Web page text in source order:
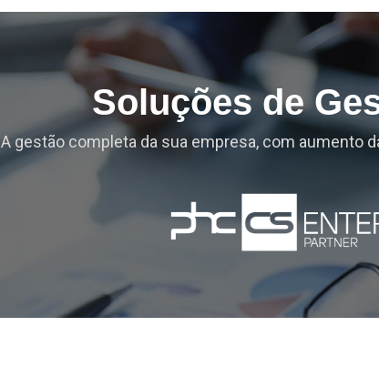
Soluções de
A gestão completa da sua empresa, com aumento